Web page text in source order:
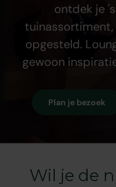
ontdek je
tuinassortiment,
opgesteld.
gewoon
Plan je bezoek
Wil je de